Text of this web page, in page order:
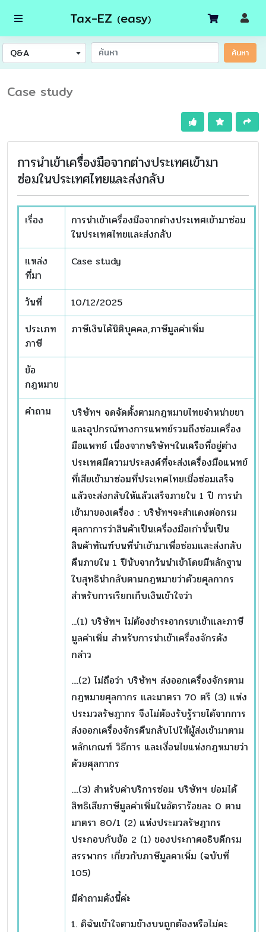
Tax-EZ (easy)
Q&A ค้นหา
Case study
การนำเข้าเครื่องมือจากต่างประเทศเข้ามา
ซ่อมในประเทศไทยและส่งกลับ
เรื่อง
การนำเข้าเครื่องมือจากต่างประเทศเข้ามาซ่อม
ในประเทศไทยและส่งกลับ
แหล่ง
ที่มา
Case study
วันที่
10/12/2025
ประเภท
ภาษี
ภาษีเงินได้นิติบุคคล,ภาษีมูลค่าเพิ่ม
ข้อ
กฎหมาย
คำถาม
บริษัทฯ จดจัดตั้งตามกฎหมายไทยจำหน่ายยา
และอุปกรณ์ทางการแพทย์รวมถึงซ่อมเครื่อง
มือแพทย์ เนื่องจากษริษัทฯในเครือที่อยู่ต่าง
ประเทศมีความประสงค์ที่จะส่งเครื่องมือแพทย์
ที่เสียเข้ามาซ่อมที่ประเทศไทยเมื่อซ่อมเสร็จ
แล้วจะส่งกลับให้แล้วเสร็จภายใน 1 ปี การนำ
เข้ามาของเครื่อง : บริษัทฯจะสำแดงต่อกรม
ศุลกาการว่าสินค้าเป็นเครื่องมือเก่านั้นเป็น
สินค้าทัณฑ์บนที่นำเข้ามาเพื่อซ่อมและส่งกลับ
คืนภายใน 1 ปีนับจากวันนำเข้าโดยมีหลักฐาน
ใบสุทธินำกลับตามกฎหมายว่าด้วยศุลกากร
สำหรับการเรียกเก็บเงินเข้าใจว่า
...(1) บริษัทฯ ไม่ต้องชำระอากรขาเข้าและภาษี
มูลค่าเพิ่ม สำหรับการนำเข้าเครื่องจักรดัง
กล่าว
....(2) ไม่ถือว่า บริษัทฯ ส่งออกเครื่องจักรตาม
กฎหมายศุลกากร และมาตรา 70 ตรี (3) แห่ง
ประมวลรัษฎากร จึงไม่ต้องรับรู้รายได้จากการ
ส่งออกเครื่องจักรคืนกลับไปให้ผู้ส่งเข้ามาตาม
หลักเกณฑ์ วิธีการ และเงื่อนไขแห่งกฎหมายว่า
ด้วยศุลกากร
....(3) สำหรับค่าบริการซ่อม บริษัทฯ ย่อมได้
สิทธิเสียภาษีมูลค่าเพิ่มในอัตราร้อยละ 0 ตาม
มาตรา 80/1 (2) แห่งประมวลรัษฎากร
ประกอบกับข้อ 2 (1) ของประกาศอธิบดีกรม
สรรพากร เกี่ยวกับภาษีมูลคาเพิ่ม (ฉบับที่
105)
มีคำถามดังนี้ค่ะ
1. ดิฉันเข้าใจตามข้างบนถูกต้องหรือไม่คะ